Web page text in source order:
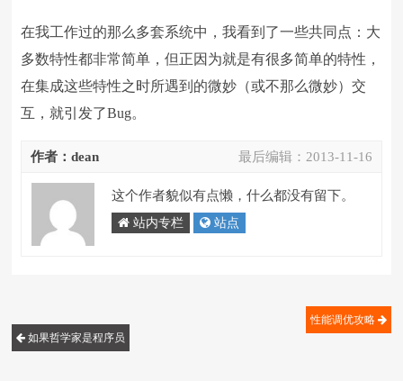
在我工作过的那么多套系统中，我看到了一些共同点：大
多数特性都非常简单，但正因为就是有很多简单的特性，
在集成这些特性之时所遇到的微妙（或不那么微妙）交
互，就引发了Bug。
最后编辑： 2013-11-16
作者：dean
这个作者貌似有点懒，什么都没有留下。
站内专栏 站点
如果哲学家是程序员
性能调优攻略